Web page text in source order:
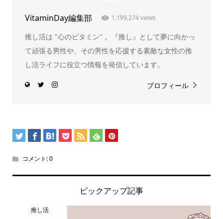
VitaminDay編集部 1,199,274 views
推し活は "心のビタミン" 。『推し』として夢に向かっ
て頑張る男性や、その男性を応援する素敵な女性の推
し活ライフに役立つ情報を発信しています。
プロフィール
コメント:0
ピックアップ記事
推し活